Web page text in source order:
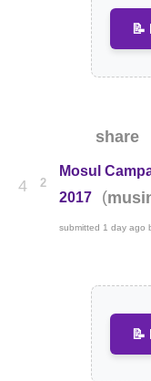
📝
share
4 2
Mosul
2017
(
submitted 1 day ago
📝